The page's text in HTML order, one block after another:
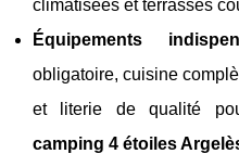
climatisées et terrasses
Équipements
obligatoire, cuisine
et literie de qualité
camping 4 étoiles